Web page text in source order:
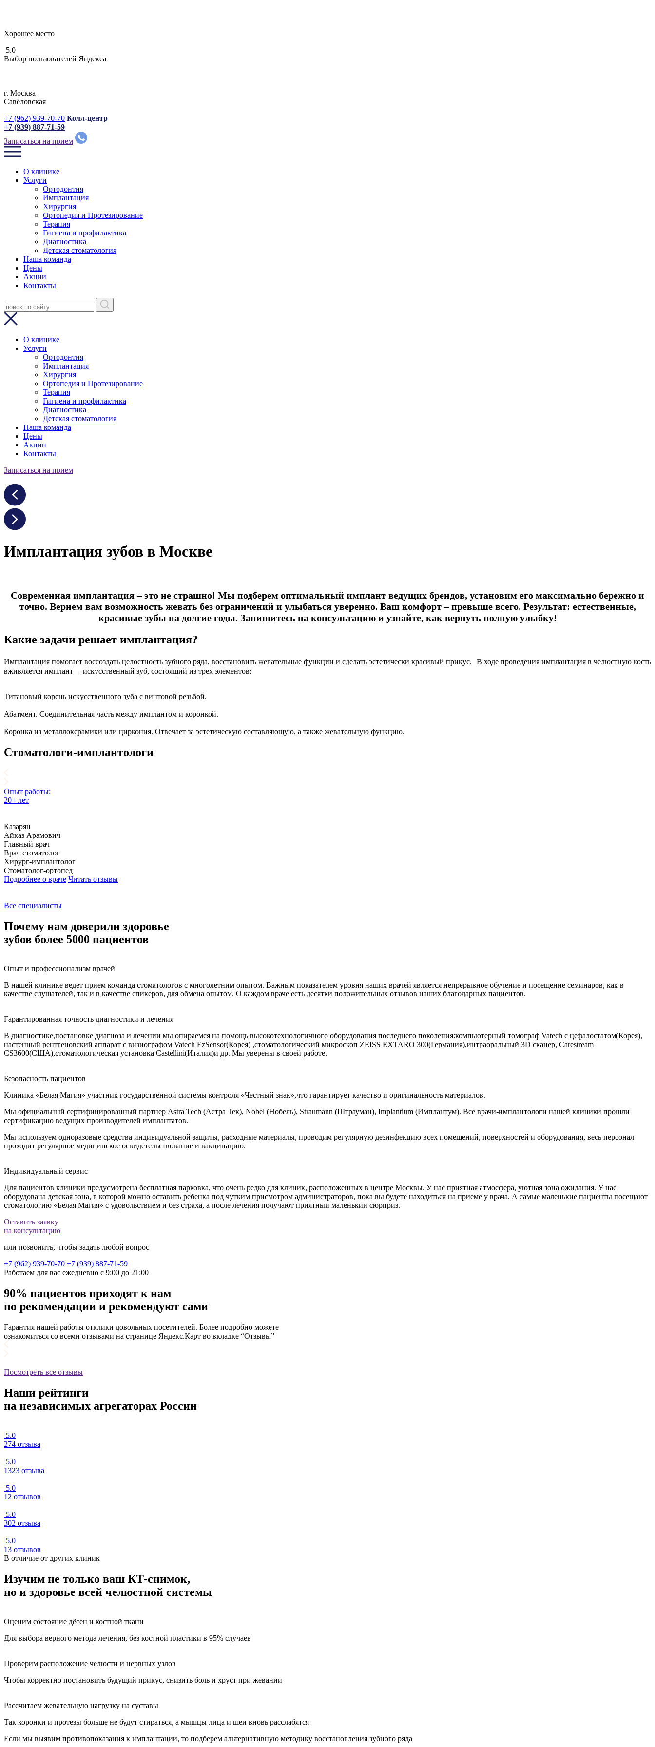
Хорошее место
5.0
Выбор пользователей Яндекса
г. Москвa
Савёловская
+7 (962) 939-70-70 Колл-центр
+7 (939) 887-71-59
Записаться на прием
О клинике
Услуги
Ортодонтия
Имплантация
Хирургия
Ортопедия и Протезирование
Терапия
Гигиена и профилактика
Диагностика
Детская стоматология
Наша команда
Цены
Акции
Контакты
О клинике
Услуги
Ортодонтия
Имплантация
Хирургия
Ортопедия и Протезирование
Терапия
Гигиена и профилактика
Диагностика
Детская стоматология
Наша команда
Цены
Акции
Контакты
Записаться на прием
Имплантация зубов в Москве
Современная имплантация – это не страшно! Мы подберем оптимальный имплант ведущих брендов, установим его максимально бережно и
точно. Вернем вам возможность жевать без ограничений и улыбаться уверенно. Ваш комфорт – превыше всего. Результат: естественные,
красивые зубы на долгие годы. Запишитесь на консультацию и узнайте, как вернуть полную улыбку!
Какие задачи решает имплантация?
Имплантация помогает воссоздать целостность зубного ряда, восстановить жевательные функции и сделать эстетически красивый прикус. В ходе проведения имплантация в челюстную кость
вживляется имплант— искусственный зуб, состоящий из трех элементов:
Титановый корень искусственного зуба с винтовой резьбой.
Абатмент. Соединительная часть между имплантом и коронкой.
Коронка из металлокерамики или циркония. Отвечает за эстетическую составляющую, а также жевательную функцию.
Стоматологи-имплантологи
Опыт работы:
20+ лет
Казарян
Айказ Арамович
Главный врач
Врач-стоматолог
Хирург-имплантолог
Стоматолог-ортопед
Подробнее о враче Читать отзывы
Все специалисты
Почему нам доверили здоровье
зубов более 5000 пациентов
Опыт и профессионализм врачей
В нашей клинике ведет прием команда стоматологов с многолетним опытом. Важным показателем уровня наших врачей является непрерывное обучение и посещение семинаров, как в
качестве слушателей, так и в качестве спикеров, для обмена опытом. О каждом враче есть десятки положительных отзывов наших благодарных пациентов.
Гарантированная точность диагностики и лечения
В диагностике,постановке диагноза и лечении мы опираемся на помощь высокотехнологичного оборудования последнего поколения:компьютерный томограф Vatech с цефалостатом(Корея),
настенный рентгеновский аппарат с визиографом Vatech EzSensor(Корея) ,стоматологический микроскоп ZEISS EXTARO 300(Германия),интраоральный 3D сканер, Carestream
CS3600(США),стоматологическая установка Castellini(Италия)и др. Мы уверены в своей работе.
Безопасность пациентов
Клиника «Белая Магия» участник государственной системы контроля «Честный знак»,что гарантирует качество и оригинальность материалов.
Мы официальный сертифицированный партнер Astra Tech (Астра Тек), Nobel (Нобель), Straumann (Штрауман), Implantium (Имплантум). Все врачи-имплантологи нашей клиники прошли
сертификацию ведущих производителей имплантатов.
Мы используем одноразовые средства индивидуальной защиты, расходные материалы, проводим регулярную дезинфекцию всех помещений, поверхностей и оборудования, весь персонал
проходит регулярное медицинское освидетельствование и вакцинацию.
Индивидуальный сервис
Для пациентов клиники предусмотрена бесплатная парковка, что очень редко для клиник, расположенных в центре Москвы. У нас приятная атмосфера, уютная зона ожидания. У нас
оборудована детская зона, в которой можно оставить ребенка под чутким присмотром администраторов, пока вы будете находиться на приеме у врача. А самые маленькие пациенты посещают
стоматологию «Белая Магия» с удовольствием и без страха, а после лечения получают приятный маленький сюрприз.
Оставить заявку
на консультацию
или позвонить, чтобы задать любой вопрос
+7 (962) 939-70-70 +7 (939) 887-71-59
Работаем для вас ежедневно с 9:00 до 21:00
90% пациентов приходят к нам
по рекомендации и рекомендуют сами
Гарантия нашей работы отклики довольных посетителей. Более подробно можете
ознакомиться со всеми отзывами на странице Яндекс.Карт во вкладке “Отзывы”
Посмотреть все отзывы
Наши рейтинги
на независимых агрегаторах России
5.0
274 отзыва
5.0
1323 отзыва
5.0
12 отзывов
5.0
302 отзыва
5.0
13 отзывов
В отличие от других клиник
Изучим не только ваш КТ-снимок,
но и здоровье всей челюстной системы
Оценим состояние дёсен и костной ткани
Для выбора верного метода лечения, без костной пластики в 95% случаев
Проверим расположение челюсти и нервных узлов
Чтобы корректно постановить будущий прикус, снизить боль и хруст при жевании
Рассчитаем жевательную нагрузку на суставы
Так коронки и протезы больше не будут стираться, а мышцы лица и шеи вновь расслабятся
Если мы выявим противопоказания к имплантации, то подберем альтернативную методику восстановления зубного ряда